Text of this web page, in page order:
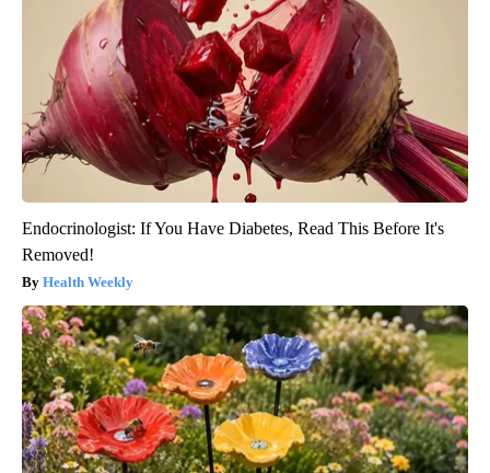
Endocrinologist: If You Have Diabetes, Read This Before It's
Removed!
Health Weekly